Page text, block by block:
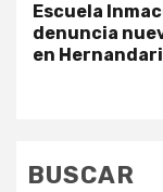
Escuela
denuncia
en
BUSCAR